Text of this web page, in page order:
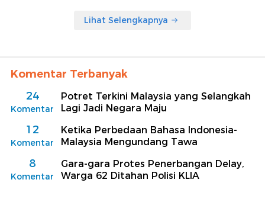
Lihat Selengkapnya
Komentar Terbanyak
24
Komentar
Potret Terkini Malaysia yang Selangkah
Lagi Jadi Negara Maju
12
Komentar
Ketika Perbedaan Bahasa Indonesia-
Malaysia Mengundang Tawa
8
Komentar
Gara-gara Protes Penerbangan Delay,
Warga 62 Ditahan Polisi KLIA